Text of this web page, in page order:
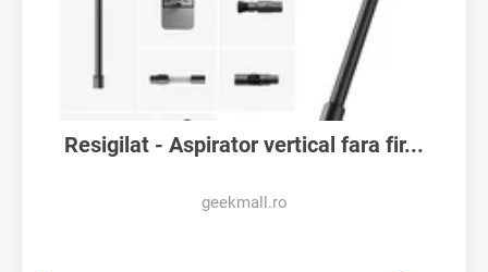
Resigilat - Aspirator vertical fara fir...
geekmall.ro